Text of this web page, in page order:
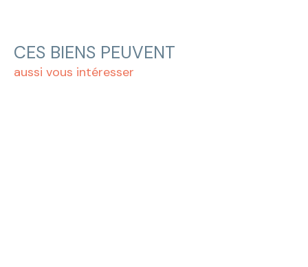
CES BIENS PEUVENT
aussi vous intéresser